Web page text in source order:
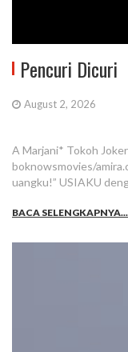
Pencuri Dicuri
August 2, 2026
A Marjani* Tokoh
boknowsmovies/
uangku!” USIAKU
BACA SELENGKAPNYA...